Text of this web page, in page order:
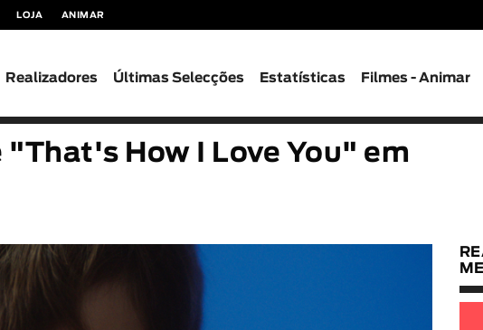
LOJA ANIMAR
Realizadores Últimas Selecções Estatísticas Filmes - Animar
"That's How I Love You" em